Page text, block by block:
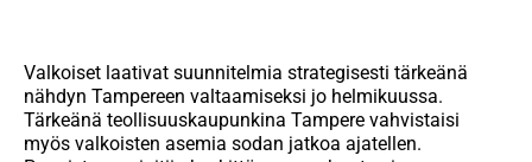
Valkoiset laativat suunnitelmia strategisesti tärkeänä
nähdyn Tampereen valtaamiseksi jo helmikuussa.
Tärkeänä teollisuuskaupunkina Tampere vahvistaisi
myös valkoisten asemia sodan jatkoa ajatellen.